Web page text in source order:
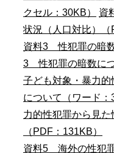
クセル：30KB）
資
状況（人口対比）（
資料3 性犯罪の暗
3 性犯罪の暗数に
子ども対象・暴力
について（ワード：
力的性犯罪から見
（PDF：131KB）
資料5 海外の性犯